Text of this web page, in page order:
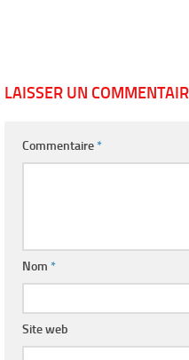
LAISSER UN
Commentaire*
Nom *
Site web